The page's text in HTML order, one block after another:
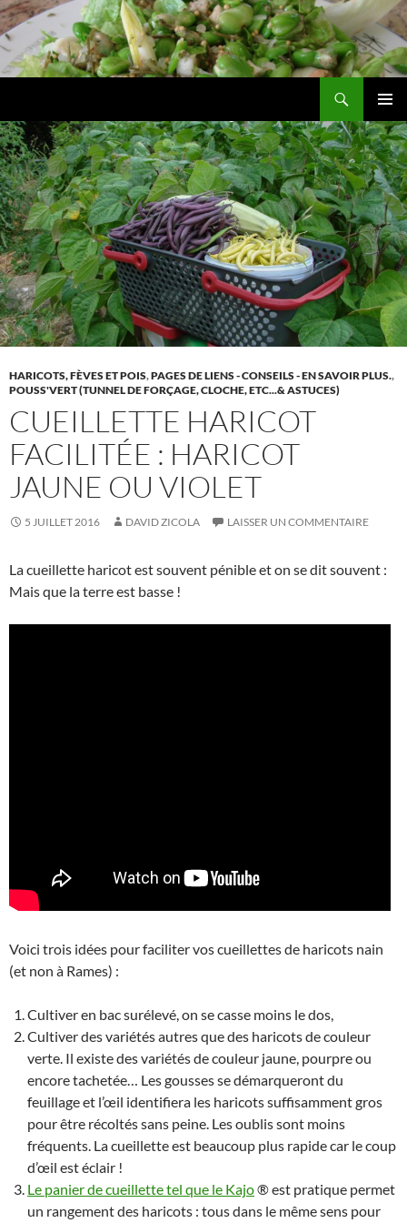
Aller
au
contenu
MENU
HARICOTS, FÈVES ET POIS,PAGES DE LIENS - CONSEILS - EN SAVOIR PLUS.,
POUSS'VERT (TUNNEL DE FORÇAGE, CLOCHE, ETC...& ASTUCES)
CUEILLETTE HARICOT
FACILITÉE : HARICOT
JAUNE OU VIOLET
5 JUILLET 2016 DAVID ZICOLA LAISSER UN COMMENTAIRE
La cueillette haricot est souvent pénible et on se dit souvent :
Mais que la terre est basse !
Voici trois idées pour faciliter vos cueillettes de haricots nain
(et non à Rames) :
Cultiver en bac surélevé, on se casse moins le dos,
Cultiver des variétés autres que des haricots de couleur
verte. Il existe des variétés de couleur jaune, pourpre ou
encore tachetée… Les gousses se démarqueront du
feuillage et l’œil identifiera les haricots suffisamment gros
pour être récoltés sans peine. Les oublis sont moins
fréquents. La cueillette est beaucoup plus rapide car le coup
d’œil est éclair !
Le panier de cueillette tel que le Kajo® est pratique permet
un rangement des haricots : tous dans le même sens pour